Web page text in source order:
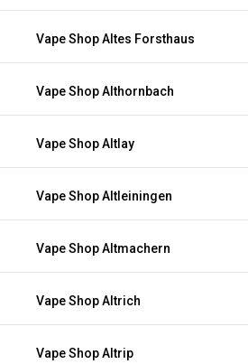
Vape Shop Altes Forsthaus
Vape Shop Althornbach
Vape Shop Altlay
Vape Shop Altleiningen
Vape Shop Altmachern
Vape Shop Altrich
Vape Shop Altrip